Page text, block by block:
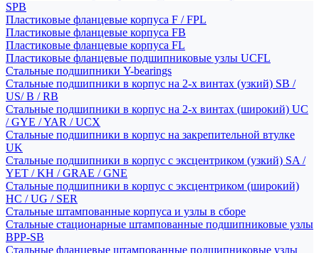
SPB
Пластиковые фланцевые корпуса F / FPL
Пластиковые фланцевые корпуса FB
Пластиковые фланцевые корпуса FL
Пластиковые фланцевые подшипниковые узлы UCFL
Стальные подшипники Y-bearings
Стальные подшипники в корпус на 2-х винтах (узкий) SB /
US/ B / RB
Стальные подшипники в корпус на 2-х винтах (широкий) UC
/ GYE / YAR / UCX
Стальные подшипники в корпус на закрепительной втулке
UK
Стальные подшипники в корпус с эксцентриком (узкий) SA /
YET / KH / GRAE / GNE
Стальные подшипники в корпус с эксцентриком (широкий)
HC / UG / SER
Стальные штампованные корпуса и узлы в сборе
Стальные стационарные штампованные подшипниковые узлы
BPP-SB
Стальные фланцевые штампованные подшипниковые узлы